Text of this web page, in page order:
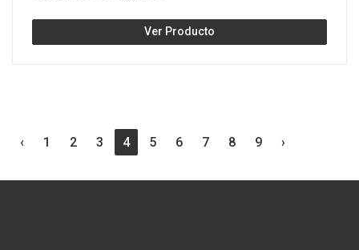
Ver Producto
‹ 1 2 3 4 5 6 7 8 9 ›